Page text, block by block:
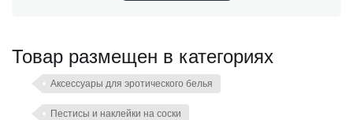
Товар размещен в категориях
Аксессуары для эротического белья
Пестисы и наклейки на соски